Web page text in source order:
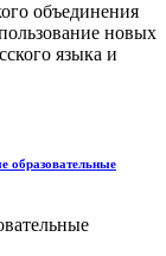
объединения
новых
языка и
образовательные